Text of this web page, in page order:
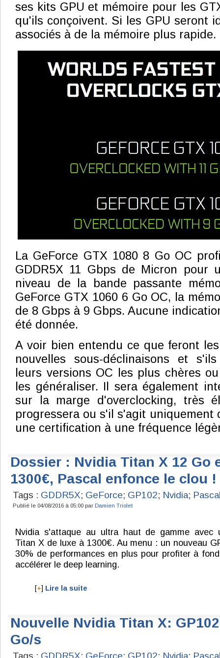
ses kits GPU et mémoire pour les
qu'ils conçoivent. Si les GPU seront
associés à de la mémoire plus rapide.
La GeForce GTX 1080 8 Go OC
GDDR5X 11 Gbps de Micron pour
niveau de la bande passante
GeForce GTX 1060 6 Go OC, la
de 8 Gbps à 9 Gbps. Aucune
été donnée.
A voir bien entendu ce que feront
nouvelles sous-déclinaisons et
leurs versions OC les plus chères
les généraliser. Il sera également
sur la marge d'overclocking, très
progressera ou s'il s'agit uniquement
une certification à une fréquence
Dossier : Nvidia Titan X 12 Go
1300€, Pascal enfonce le clou !
Tags : GDDR5X; GeForce; GP102; Nvidia;
Publié le 04/08/2016 à 05:00 par Damien Triolet
Nvidia s'attaque au ultra haut de gamme avec
Titan X de luxe à 1300€. Au menu : un nouveau
30% de performances en plus pour profiter à
accélérer le deep learning.
[+] Lire la suite
Nouvelle Nvidia Titan X:
Go/s
Tags : GDDR5X; GeForce; GP102; Nvidia;